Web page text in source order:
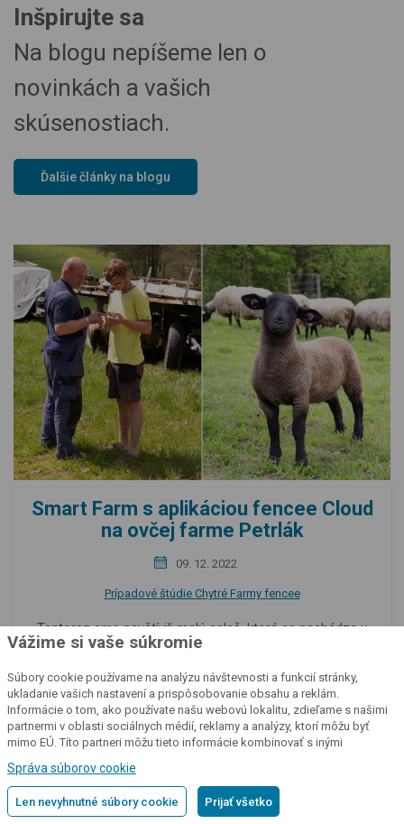
Späť na začiatok
Inšpirujte sa
Na blogu nepíšeme len o
novinkách a vašich
skúsenostiach.
Ďalšie články na blogu
Smart Farm s aplikáciou fencee Cloud
na ovčej farme Petrlák
09. 12. 2022
Prípadové štúdie Chytré Farmy fencee
Tentoraz sme navštívili malú salaš, ktorá sa nachádza v
Orlickom podhorí na okraji obce Říčky. Porozprávali sme sa
Jakubom, aby sme zistili, ako sú spokojní so systémom
Chytré Farmy po takmer dvoch rokoch používania.
PREČÍTAJTE SI VIAC
Autor
Vážime si vaše súkromie
Súbory cookie používame na analýzu návštevnosti a funkcií stránky,
ukladanie vašich nastavení a prispôsobovanie obsahu a reklám.
Informácie o tom, ako používate našu webovú lokalitu, zdieľame s našimi
partnermi v oblasti sociálnych médií, reklamy a analýzy, ktorí môžu byť
mimo EÚ. Títo partneri môžu tieto informácie kombinovať s inými
používania ich služieb.Podrobné informácie
Správa súborov cookie
Len nevyhnutné súbory cookie Prijať všetko